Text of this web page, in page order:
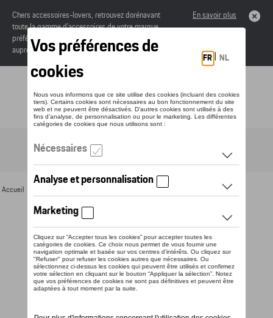
Chers accessoires-lovers, retrouvez dorénavant
toute la gamme d’accessoires de votre marque
préférée sous forme de catalogue à commander
auprès de votre concessionaire.
En savoir plus
Toggle navigation
Accueil Horloges murales et réveils